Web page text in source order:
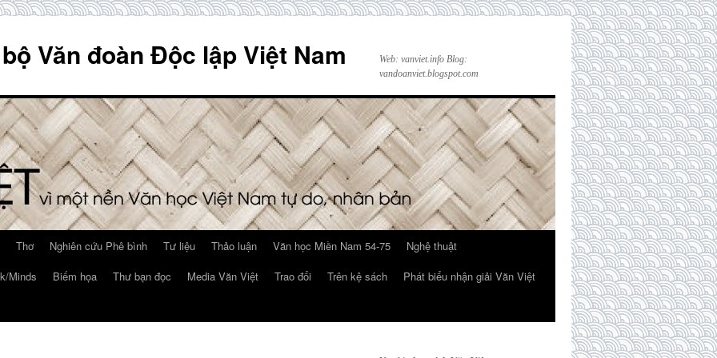
Văn đoàn Độc lập Việt Nam
Web: vanviet.info Blog:
vandoanviet.blogspot.com
Thơ Nghiên cứu Phê bình Tư liệu Thảo luận Văn học Miền Nam 54-75
Nghệ thuật
Minds Biếm họa Thư bạn đọc Media Văn Việt Trao đổi Trên kệ sách
Phát biểu nhận giải Văn Việt